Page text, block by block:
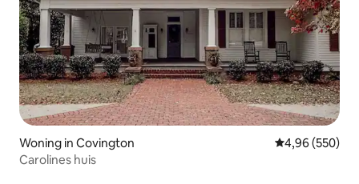
Woning in Covington Gemiddelde
4,96 (550)
Carolines huis